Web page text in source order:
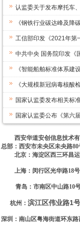
认监委关于发布摩托车
《钢铁行业碳达峰及降
工信部印发《2021年第
中共中央 国务院印发《
《智能船舶标准体系建
《大规模新冠病毒核酸
国家认监委公布《第六
西安华道安创信息技
总部：西安市未央区未央
北京：海淀区西三环
上海：闵行区光华
青岛：市南区中山
杭州： 滨江区伟
深圳：南山区粤海街道环东